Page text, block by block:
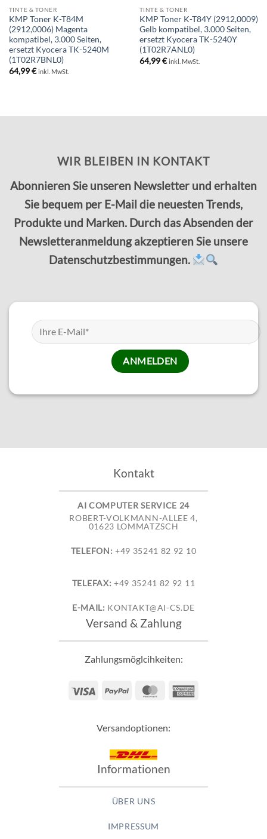
TINTE & TONER
KMP Toner K-T84M
(2912,0006) Magenta
kompatibel, 3.000 Seiten,
ersetzt Kyocera TK-5240M
(1T02R7BNL0)
64,99€ inkl. MwSt.
TINTE & TONER
KMP Toner K-T84Y (2912,0009)
Gelb kompatibel, 3.000 Seiten,
ersetzt Kyocera TK-5240Y
(1T02R7ANL0)
64,99€ inkl. MwSt.
WIR BLEIBEN IN KONTAKT
Abonnieren Sie unseren Newsletter und erhalten
Sie bequem per E-Mail die neuesten Trends,
Produkte und Marken. Durch das Absenden der
Newsletteranmeldung akzeptieren Sie unsere
Datenschutzbestimmungen.
Kontakt
AI COMPUTER SERVICE 24
ROBERT-VOLKMANN-ALLEE 4,
01623 LOMMATZSCH
TELEFON: +49 35241 82 92 10
TELEFAX: +49 35241 82 92 11
E-MAIL: KONTAKT@AI-CS.DE
Versand & Zahlung
Zahlungsmöglcihkeiten:
Visa PayPal MasterCard
Versandoptionen:
Informationen
ÜBER UNS
IMPRESSUM